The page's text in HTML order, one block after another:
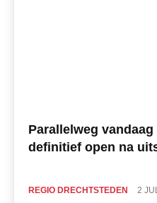
Parallelweg
definitief open na
REGIO DRECHTSTEDEN 2